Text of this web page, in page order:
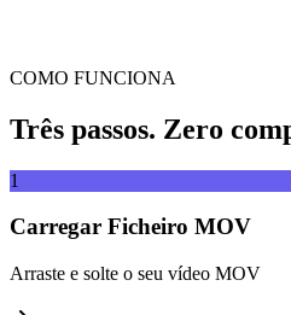
COMO FUNCIONA
Três passos. Zero
1
Carregar Ficheiro MOV
Arraste e solte o seu vídeo MOV